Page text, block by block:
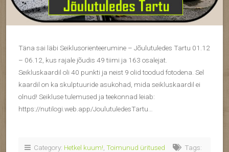
Täna sai läbi Seiklusorienteerumine – Jõulutuledes Tartu 01.12
– 06.12, kus rajale jõudis 49 tiimi ja 163 osalejat.
Seikluskaardil oli 40 punkti ja neist 9 olid toodud fotodena. Sel
kaardil on ka skulptuuride asukohad, mida seikluskaardil ei
olnud! Seikluse tulemused ja teekonnad leiab:
https://nutilogi.web.app/JoulutuledesTartu…
Category: Hetkel kuum! Toimunud üritused
Tags: